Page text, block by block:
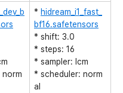
* hidream_i1_fast_
bf16.safetensors
* shift: 3.0
* steps: 16
* sampler: lcm
* scheduler: norm
al